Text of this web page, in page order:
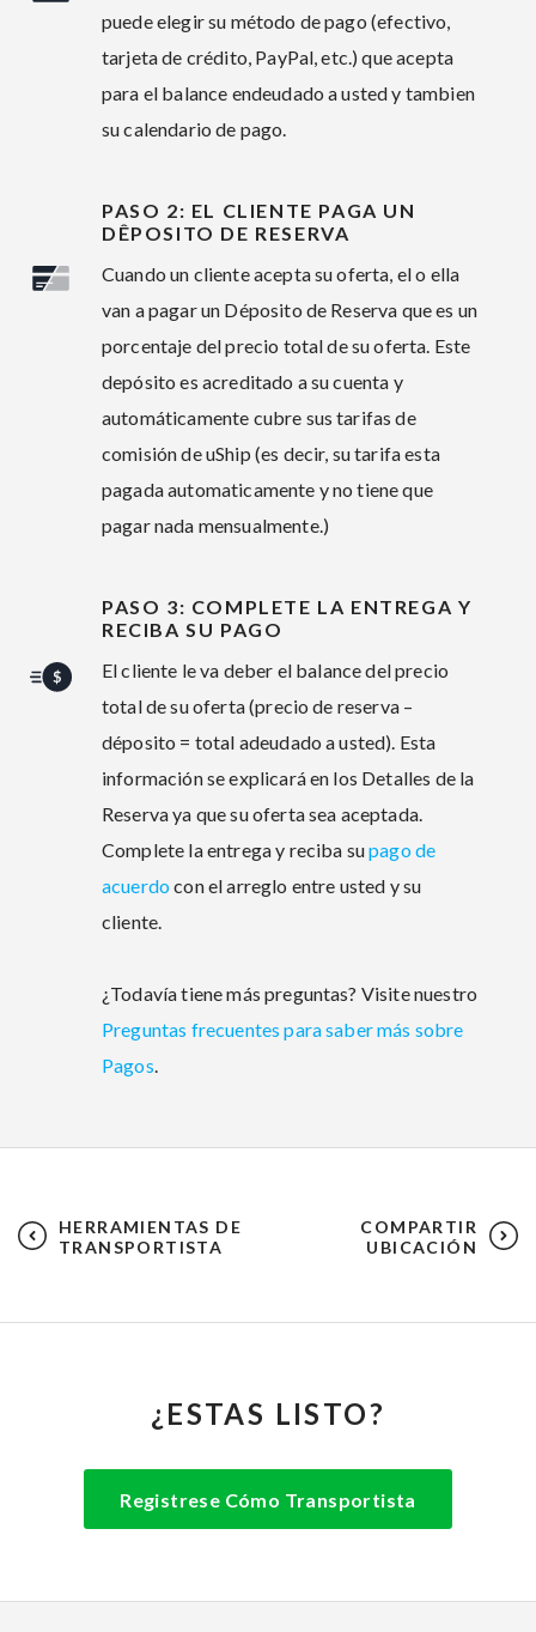
puede elegir su método de pago (efectivo,
tarjeta de crédito, PayPal, etc.) que acepta
para el balance endeudado a usted y tambien
su calendario de pago.
PASO 2: EL CLIENTE PAGA UN
DÊPOSITO DE RESERVA
Cuando un cliente acepta su oferta, el o ella
van a pagar un Déposito de Reserva que es un
porcentaje del precio total de su oferta. Este
depósito es acreditado a su cuenta y
automáticamente cubre sus tarifas de
comisión de uShip (es decir, su tarifa esta
pagada automaticamente y no tiene que
pagar nada mensualmente.)
PASO 3: COMPLETE LA ENTREGA Y
RECIBA SU PAGO
El cliente le va deber el balance del precio
total de su oferta (precio de reserva –
déposito = total adeudado a usted). Esta
información se explicará en los Detalles de la
Reserva ya que su oferta sea aceptada.
Complete la entrega y reciba supago de
acuerdocon el arreglo entre usted y su
cliente.
¿Todavía tiene más preguntas? Visite nuestro
Preguntas frecuentes para saber más sobre
Pagos.
HERRAMIENTAS DE
TRANSPORTISTA
COMPARTIR
UBICACIÓN
¿ESTAS LISTO?
Registrese Cómo Transportista